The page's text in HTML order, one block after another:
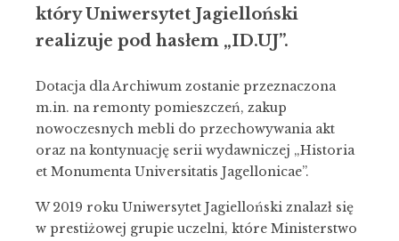
który Uniwersytet Jagielloński
realizuje pod hasłem „ID.UJ”.
Dotacja dla Archiwum zostanie przeznaczona
m.in. na remonty pomieszczeń, zakup
nowoczesnych mebli do przechowywania akt
oraz na kontynuację serii wydawniczej „Historia
et Monumenta Universitatis Jagellonicae”.
W 2019 roku Uniwersytet Jagielloński znalazł się
w prestiżowej grupie uczelni, które Ministerstwo